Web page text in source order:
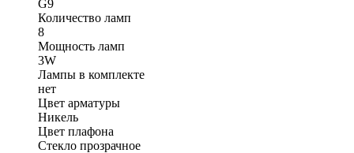
G9
Количество ламп
8
Мощность ламп
3W
Лампы в комплекте
нет
Цвет арматуры
Никель
Цвет плафона
Стекло прозрачное